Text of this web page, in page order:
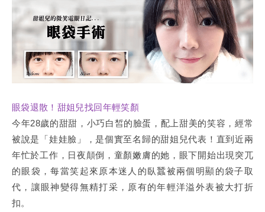
眼袋退散！甜姐兒找回年輕笑顏
今年28歲的甜甜，小巧白皙的臉蛋，配上甜美的笑容，經常
被說是「娃娃臉」，是個實至名歸的甜姐兒代表！直到近兩
年忙於工作，日夜顛倒，童顏嫩膚的她，眼下開始出現突兀
的眼袋，每當笑起來原本迷人的臥蠶被兩個明顯的袋子取
代，讓眼神變得無精打采，原有的年輕洋溢外表被大打折
扣。